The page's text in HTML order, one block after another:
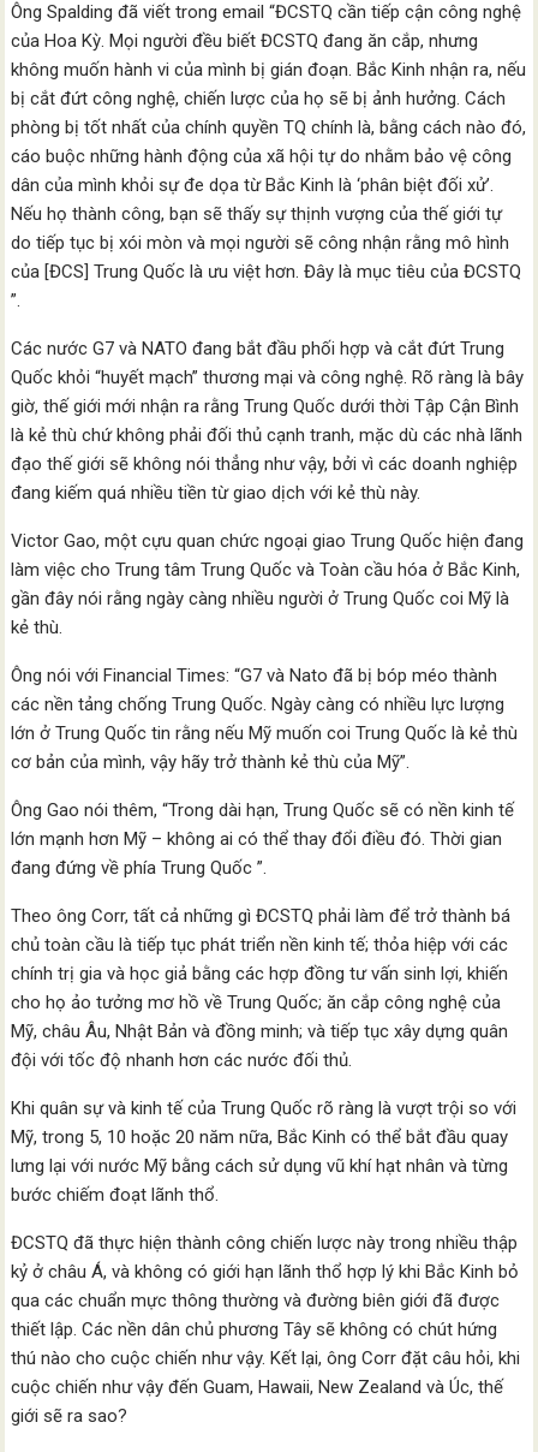
Ông Spalding đã viết trong email “ĐCSTQ cần tiếp cận công nghệ
của Hoa Kỳ. Mọi người đều biết ĐCSTQ đang ăn cắp, nhưng
không muốn hành vi của mình bị gián đoạn. Bắc Kinh nhận ra, nếu
bị cắt đứt công nghệ, chiến lược của họ sẽ bị ảnh hưởng. Cách
phòng bị tốt nhất của chính quyền TQ chính là, bằng cách nào đó,
cáo buộc những hành động của xã hội tự do nhằm bảo vệ công
dân của mình khỏi sự đe dọa từ Bắc Kinh là ‘phân biệt đối xử’.
Nếu họ thành công, bạn sẽ thấy sự thịnh vượng của thế giới tự
do tiếp tục bị xói mòn và mọi người sẽ công nhận rằng mô hình
của [ĐCS] Trung Quốc là ưu việt hơn. Đây là mục tiêu của ĐCSTQ
”.
Các nước G7 và NATO đang bắt đầu phối hợp và cắt đứt Trung
Quốc khỏi “huyết mạch” thương mại và công nghệ. Rõ ràng là bây
giờ, thế giới mới nhận ra rằng Trung Quốc dưới thời Tập Cận Bình
là kẻ thù chứ không phải đối thủ cạnh tranh, mặc dù các nhà lãnh
đạo thế giới sẽ không nói thẳng như vậy, bởi vì các doanh nghiệp
đang kiếm quá nhiều tiền từ giao dịch với kẻ thù này.
Victor Gao, một cựu quan chức ngoại giao Trung Quốc hiện đang
làm việc cho Trung tâm Trung Quốc và Toàn cầu hóa ở Bắc Kinh,
gần đây nói rằng ngày càng nhiều người ở Trung Quốc coi Mỹ là
kẻ thù.
Ông nói với Financial Times: “G7 và Nato đã bị bóp méo thành
các nền tảng chống Trung Quốc. Ngày càng có nhiều lực lượng
lớn ở Trung Quốc tin rằng nếu Mỹ muốn coi Trung Quốc là kẻ thù
cơ bản của mình, vậy hãy trở thành kẻ thù của Mỹ”.
Ông Gao nói thêm, “Trong dài hạn, Trung Quốc sẽ có nền kinh tế
lớn mạnh hơn Mỹ – không ai có thể thay đổi điều đó. Thời gian
đang đứng về phía Trung Quốc ”.
Theo ông Corr, tất cả những gì ĐCSTQ phải làm để trở thành bá
chủ toàn cầu là tiếp tục phát triển nền kinh tế; thỏa hiệp với các
chính trị gia và học giả bằng các hợp đồng tư vấn sinh lợi, khiến
cho họ ảo tưởng mơ hồ về Trung Quốc; ăn cắp công nghệ của
Mỹ, châu Âu, Nhật Bản và đồng minh; và tiếp tục xây dựng quân
đội với tốc độ nhanh hơn các nước đối thủ.
Khi quân sự và kinh tế của Trung Quốc rõ ràng là vượt trội so với
Mỹ, trong 5, 10 hoặc 20 năm nữa, Bắc Kinh có thể bắt đầu quay
lưng lại với nước Mỹ bằng cách sử dụng vũ khí hạt nhân và từng
bước chiếm đoạt lãnh thổ.
ĐCSTQ đã thực hiện thành công chiến lược này trong nhiều thập
kỷ ở châu Á, và không có giới hạn lãnh thổ hợp lý khi Bắc Kinh bỏ
qua các chuẩn mực thông thường và đường biên giới đã được
thiết lập. Các nền dân chủ phương Tây sẽ không có chút hứng
thú nào cho cuộc chiến như vậy. Kết lại, ông Corr đặt câu hỏi, khi
cuộc chiến như vậy đến Guam, Hawaii, New Zealand và Úc, thế
giới sẽ ra sao?